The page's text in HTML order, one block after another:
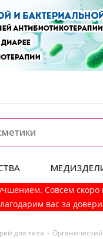
Совсем
вас за
для тела -